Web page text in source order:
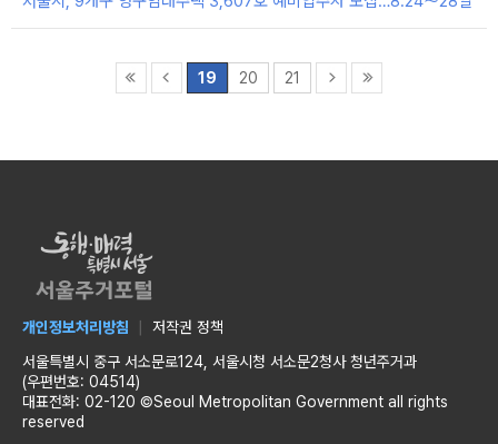
19 20 21
개인정보처리방침
저작권 정책
서울특별시 중구 서소문로124, 서울시청 서소문2청사 청년주거과
(우편번호: 04514)
대표전화: 02-120 ©Seoul Metropolitan Government all rights
reserved